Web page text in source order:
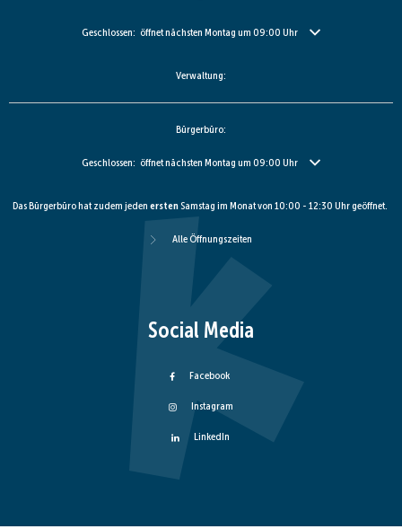
Klicken, um weitere Öffnungs- oder Schließzeiten auszublenden
Geschlossen: öffnet nächsten Montag um 09:00 Uhr
Verwaltung:
Bürgerbüro:
Klicken, um weitere Öffnungs- oder Schließzeiten auszublenden
Geschlossen: öffnet nächsten Montag um 09:00 Uhr
Das Bürgerbüro hat zudem jeden erstenSamstag im Monat von 10:00 - 12:30 Uhr geöffnet.
Alle Öffnungszeiten
Social Media
Facebook
Instagram
LinkedIn